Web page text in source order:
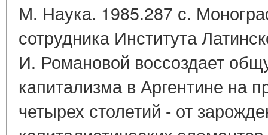
М. Наука. 1985.287 с.
сотрудника Института
И. Романовой воссоздает
капитализма в Аргентине на
четырех столетий - от